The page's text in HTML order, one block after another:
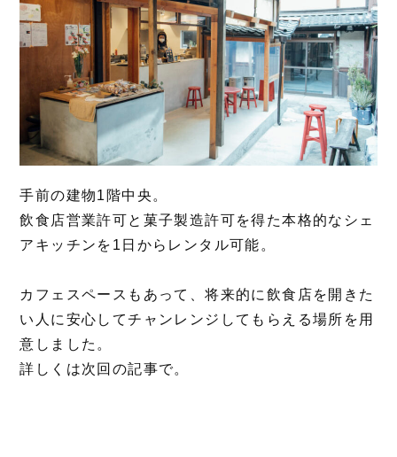
手前の建物1階中央。
飲食店営業許可と菓子製造許可を得た本格的なシェ
アキッチンを1日からレンタル可能。
カフェスペースもあって、将来的に飲食店を開きた
い人に安心してチャンレンジしてもらえる場所を用
意しました。
詳しくは次回の記事で。